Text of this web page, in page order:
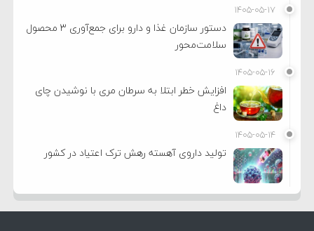
۱۴۰۵-۰۵-۱۷
دستور سازمان غذا و دارو برای جمع‌آوری ۳ محصول
سلامت‌محور
۱۴۰۵-۰۵-۱۶
افزایش خطر ابتلا به سرطان مری با نوشیدن چای
داغ
۱۴۰۵-۰۵-۱۴
تولید داروی آهسته رهش ترک اعتیاد در کشور